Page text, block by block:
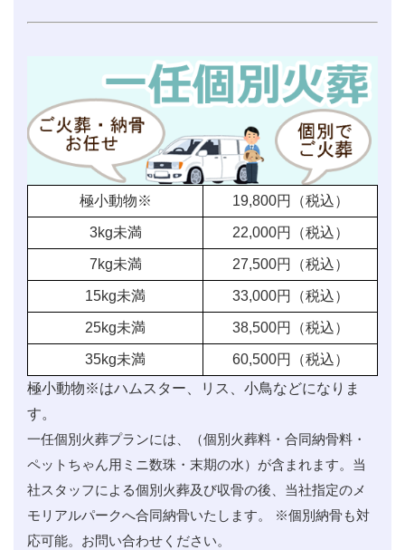
極小動物※ 19,800円（税込）
3kg未満 22,000円（税込）
7kg未満 27,500円（税込）
15kg未満 33,000円（税込）
25kg未満 38,500円（税込）
35kg未満 60,500円（税込）
極小動物※はハムスター、リス、小鳥などになりま
す。
一任個別火葬プランには、（個別火葬料・合同納骨料・
ペットちゃん用ミニ数珠・末期の水）が含まれます。当
社スタッフによる個別火葬及び収骨の後、当社指定のメ
モリアルパークへ合同納骨いたします。 ※個別納骨も対
応可能。お問い合わせください。